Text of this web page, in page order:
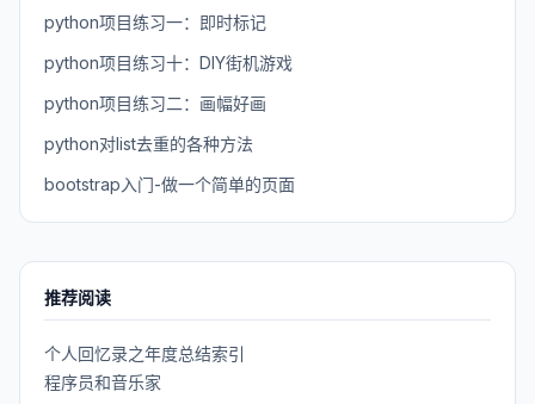
python项目练习一：即时标记
python项目练习十：DIY街机游戏
python项目练习二：画幅好画
python对list去重的各种方法
bootstrap入门-做一个简单的页面
推荐阅读
个人回忆录之年度总结索引
程序员和音乐家